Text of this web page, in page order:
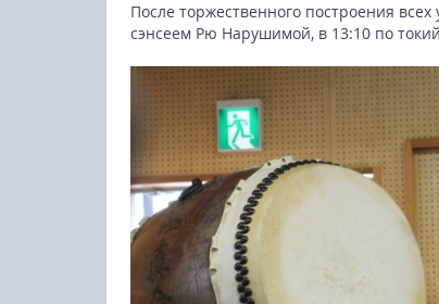
После торжественного построения
сэнсеем Рю Нарушимой, в 13:10 по